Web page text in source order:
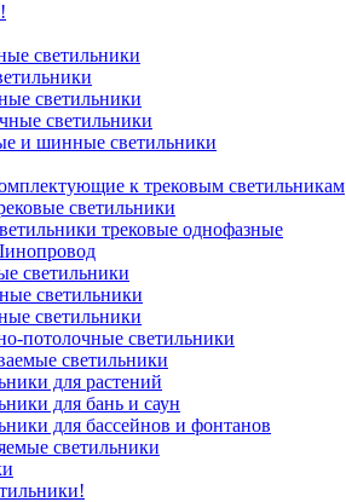
светильники
светильники
светильники
и шинные светильники
к трековым светильникам
светильники
трековые однофазные
светильники
светильники
светильники
потолочные светильники
светильники
для растений
для бань и саун
для бассейнов и фонтанов
светильники